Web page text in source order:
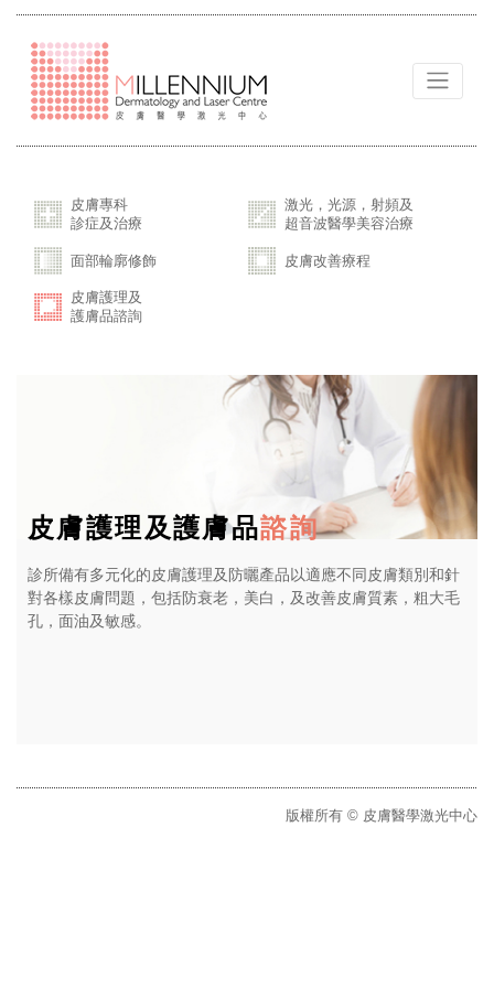
皮膚專科
診症及治療
激光，光源，射頻及
超音波醫學美容治療
面部輪廓修飾 皮膚改善療程
皮膚護理及
護膚品諮詢
皮膚護理及護膚品諮詢
診所備有多元化的皮膚護理及防曬產品以適應不同皮膚類別和針
對各樣皮膚問題，包括防衰老，美白，及改善皮膚質素，粗大毛
孔，面油及敏感。
版權所有 © 皮膚醫學激光中心